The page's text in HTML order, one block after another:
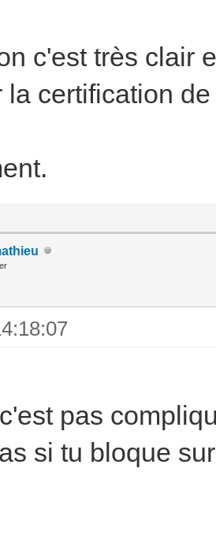
c'est très clair
la certification
pas
si tu bloque